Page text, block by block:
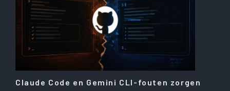
Claude Code en Gemini CLI-fouten zorgen